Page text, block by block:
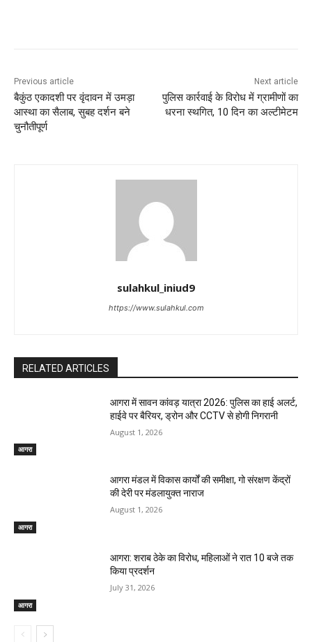
Previous article
बैकुंठ एकादशी पर वृंदावन में उमड़ा
आस्था का सैलाब, सुबह दर्शन बने
चुनौतीपूर्ण
Next article
पुलिस कार्रवाई के विरोध में ग्रामीणों का
धरना स्थगित, 10 दिन का अल्टीमेटम
sulahkul_iniud9
https://www.sulahkul.com
RELATED ARTICLES
आगरा
आगरा में सावन कांवड़ यात्रा 2026: पुलिस का हाई अलर्ट,
हाईवे पर बैरियर, ड्रोन और CCTV से होगी निगरानी
August 1, 2026
आगरा
आगरा मंडल में विकास कार्यों की समीक्षा, गो संरक्षण केंद्रों
की देरी पर मंडलायुक्त नाराज
August 1, 2026
आगरा
आगरा: शराब ठेके का विरोध, महिलाओं ने रात 10 बजे तक
किया प्रदर्शन
July 31, 2026